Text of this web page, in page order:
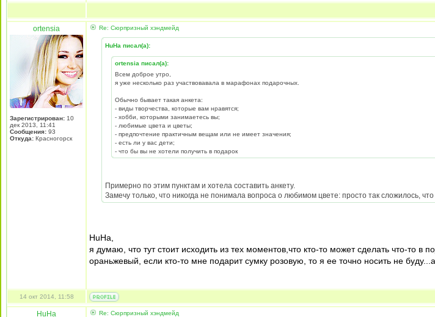
ortensia
Зарегистрирован: 10
дек 2013, 11:41
Сообщения: 93
Откуда: Красногорск
Re: Сюрпризный хэндмейд
HuHa писал(а):
ortensia писал(а):
Всем доброе утро,
я уже несколько раз участвовавала в марафонах подарочных.
Обычно бывает такая анкета:
- виды творчества, которые вам нравятся;
- хобби, которыми занимаетесь вы;
- любимые цвета и цветы;
- предпочтение практичным вещам или не имеет значения;
- есть ли у вас дети;
- что бы вы не хотели получить в подарок
Примерно по этим пунктам и хотела составить анкету.
Замечу только, что никогда не понимала вопроса о любимом цвете: просто так сложилось,
HuHa,
я думаю, что тут стоит исходить из тех моментов,что кто-то может сделать что-то
ораньжевый, если кто-то мне подарит сумку розовую, то я ее точно носить не
14 окт 2014, 11:58
HuHa Re: Сюрпризный хэндмейд